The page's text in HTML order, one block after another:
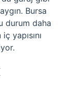
Bursa
durum daha
yapısını